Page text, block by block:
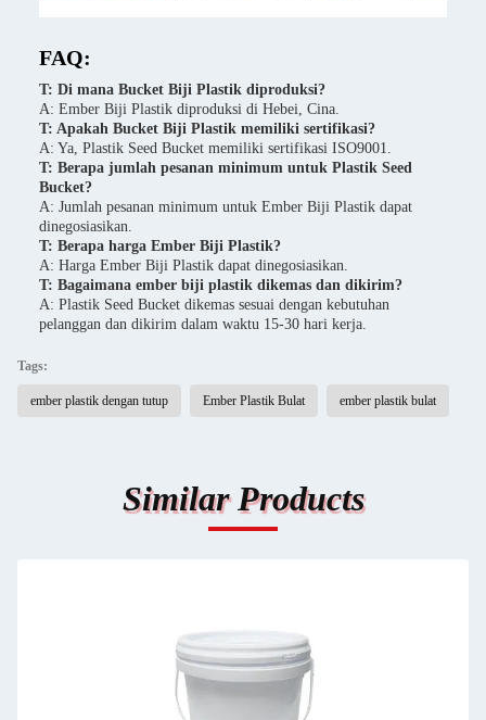
FAQ:
T: Di mana Bucket Biji Plastik diproduksi?
A: Ember Biji Plastik diproduksi di Hebei, Cina.
T: Apakah Bucket Biji Plastik memiliki sertifikasi?
A: Ya, Plastik Seed Bucket memiliki sertifikasi ISO9001.
T: Berapa jumlah pesanan minimum untuk Plastik Seed
Bucket?
A: Jumlah pesanan minimum untuk Ember Biji Plastik dapat
dinegosiasikan.
T: Berapa harga Ember Biji Plastik?
A: Harga Ember Biji Plastik dapat dinegosiasikan.
T: Bagaimana ember biji plastik dikemas dan dikirim?
A: Plastik Seed Bucket dikemas sesuai dengan kebutuhan
pelanggan dan dikirim dalam waktu 15-30 hari kerja.
Tags:
ember plastik dengan tutup Ember Plastik Bulat ember plastik bulat
Similar Products